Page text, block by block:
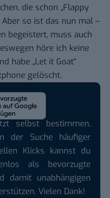
die schon „Flappy
so ist das nun mal –
begeistert, muss auch
höre ich keine
habe „Let it Goat“
gelöscht.
selbst bestimmen,
der Suche häufiger
Klicks kannst du
als bevorzugte
damit unabhängigen
Vielen Dank!